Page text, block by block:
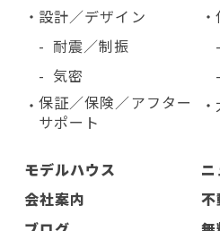
設計／デザイン
耐震／制振
気密
保証／保険／アフター
サポート
モデルハウス
会社案内